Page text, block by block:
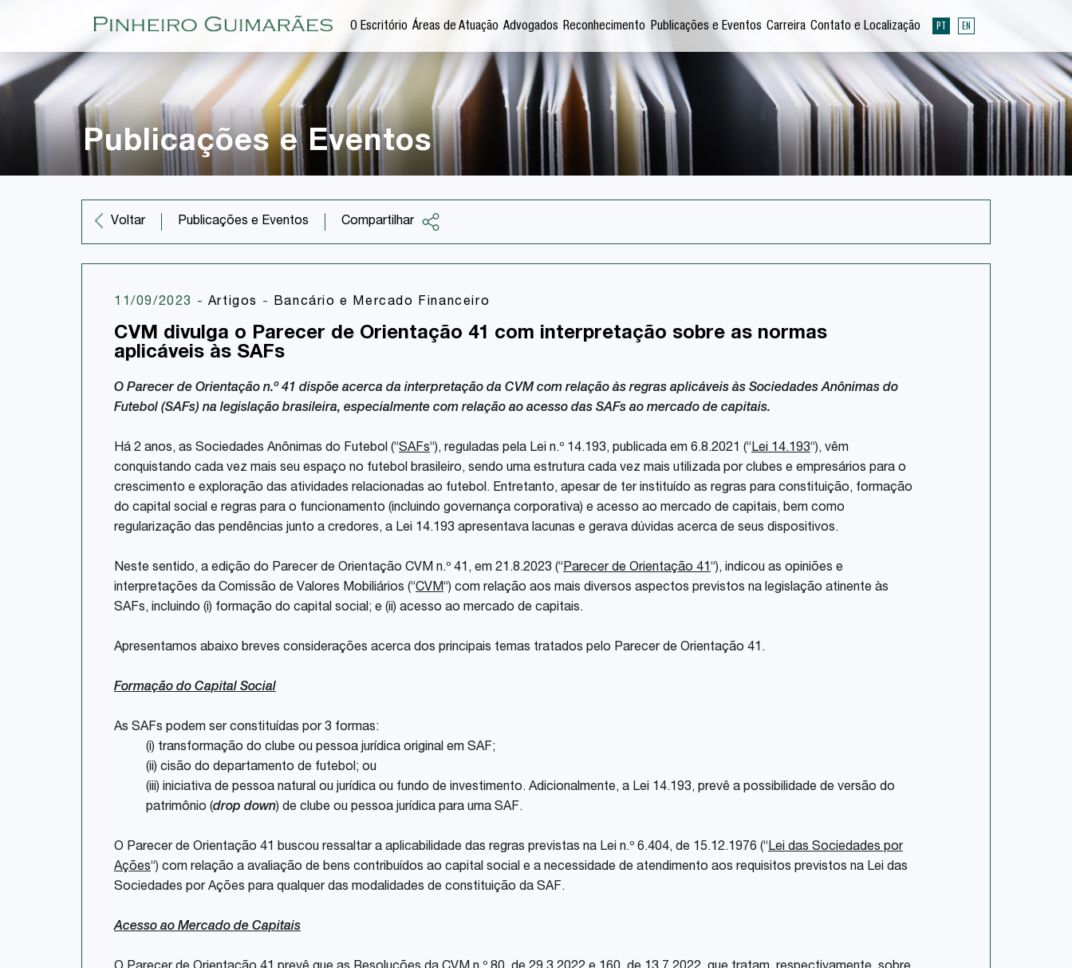
O Escritório Áreas de Atuação Advogados Reconhecimento Publicações e Eventos Carreira Contato e Localização PT EN
Publicações e Eventos
Voltar Publicações e Eventos Compartilhar
11/09/2023 - Artigos - Bancário e Mercado Financeiro
CVM divulga o Parecer de Orientação 41 com interpretação sobre as normas
aplicáveis às SAFs
O Parecer de Orientação n.º 41 dispõe acerca da interpretação da CVM com relação às regras aplicáveis às Sociedades Anônimas do
Futebol (SAFs) na legislação brasileira, especialmente com relação ao acesso das SAFs ao mercado de capitais.
Há 2 anos, as Sociedades Anônimas do Futebol (“SAFs“), reguladas pela Lei n.º 14.193, publicada em 6.8.2021 (“Lei 14.193“), vêm
conquistando cada vez mais seu espaço no futebol brasileiro, sendo uma estrutura cada vez mais utilizada por clubes e empresários para o
crescimento e exploração das atividades relacionadas ao futebol. Entretanto, apesar de ter instituído as regras para constituição, formação
do capital social e regras para o funcionamento (incluindo governança corporativa) e acesso ao mercado de capitais, bem como
regularização das pendências junto a credores, a Lei 14.193 apresentava lacunas e gerava dúvidas acerca de seus dispositivos.
Neste sentido, a edição do Parecer de Orientação CVM n.º 41, em 21.8.2023 (“Parecer de Orientação 41“), indicou as opiniões e
interpretações da Comissão de Valores Mobiliários (“CVM“) com relação aos mais diversos aspectos previstos na legislação atinente às
SAFs, incluindo (i) formação do capital social; e (ii) acesso ao mercado de capitais.
Apresentamos abaixo breves considerações acerca dos principais temas tratados pelo Parecer de Orientação 41.
Formação do Capital Social
As SAFs podem ser constituídas por 3 formas:
(i) transformação do clube ou pessoa jurídica original em SAF;
(ii) cisão do departamento de futebol; ou
(iii) iniciativa de pessoa natural ou jurídica ou fundo de investimento. Adicionalmente, a Lei 14.193, prevê a possibilidade de versão do
patrimônio (drop down) de clube ou pessoa jurídica para uma SAF.
O Parecer de Orientação 41 buscou ressaltar a aplicabilidade das regras previstas na Lei n.º 6.404, de 15.12.1976 (“Lei das Sociedades por
Ações“) com relação a avaliação de bens contribuídos ao capital social e a necessidade de atendimento aos requisitos previstos na Lei das
Sociedades por Ações para qualquer das modalidades de constituição da SAF.
Acesso ao Mercado de Capitais